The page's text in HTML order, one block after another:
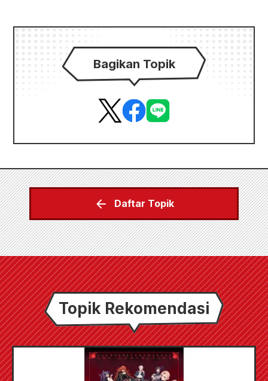
Bagikan Topik
Daftar Topik
Topik Rekomendasi